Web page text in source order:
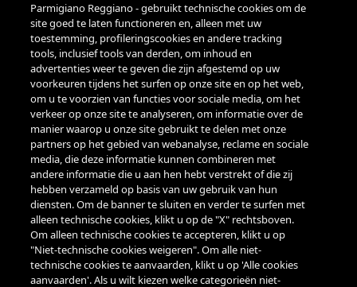
COOKIEBELEID
AANGEPASTE INSTELLINGEN
REGLEMENT LOYALITEITSPROGRAMMA
VOORWAARDEN VOOR GEBRUIK VAN CADEAUBONNEN
BETALINGEN
ONDERSTEUNING
LUN-VEN 9.00-18.00
Parmigiano Reggiano - gebruikt technische cookies om de
site goed te laten functioneren en, alleen met uw
toestemming, profileringscookies en andere tracking
tools, inclusief tools van derden, om inhoud en
advertenties weer te geven die zijn afgestemd op uw
voorkeuren tijdens het surfen op onze site en op het web,
om u te voorzien van functies voor sociale media, om het
verkeer op onze site te analyseren, om informatie over de
manier waarop u onze site gebruikt te delen met onze
partners op het gebied van webanalyse, reclame en sociale
media, die deze informatie kunnen combineren met
andere informatie die u aan hen hebt verstrekt of die zij
hebben verzameld op basis van uw gebruik van hun
diensten. Om de banner te sluiten en verder te surfen met
alleen technische cookies, klikt u op de "X" rechtsboven.
Om alleen technische cookies te accepteren, klikt u op
"Niet-technische cookies weigeren". Om alle niet-
technische cookies te aanvaarden, klikt u op 'Alle cookies
aanvaarden'. Als u wilt kiezen welke categorieën niet-